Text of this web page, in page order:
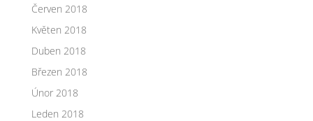
Červen 2018
Květen 2018
Duben 2018
Březen 2018
Únor 2018
Leden 2018